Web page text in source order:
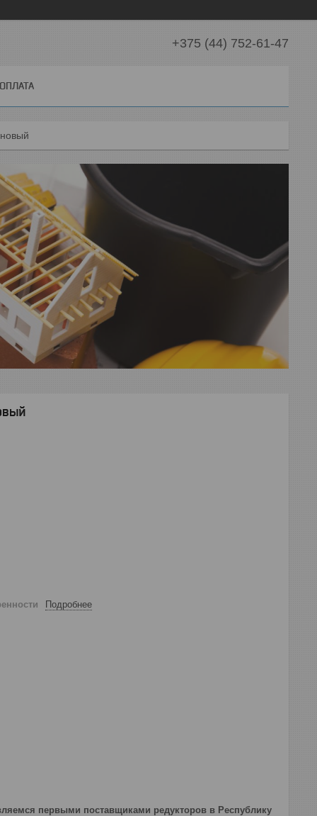
+375 (44) 752-61-47
Подробнее
первыми поставщиками редукторов в Республику